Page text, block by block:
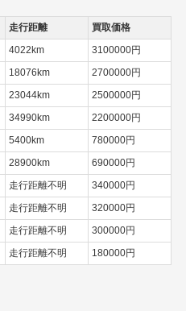
走行距離
買取価格
4022km
3100000円
18076km
2700000円
23044km
2500000円
34990km
2200000円
5400km
780000円
28900km
690000円
走行距離不明
340000円
走行距離不明
320000円
走行距離不明
300000円
走行距離不明 180000円